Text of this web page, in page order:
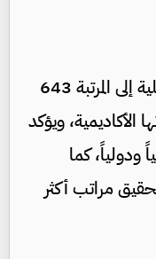
وقال: إن تقدم جامعة عمّان الأهلية إلى المرتبة 643
ويؤكد
ودولياً، كما
مراتب أكثر